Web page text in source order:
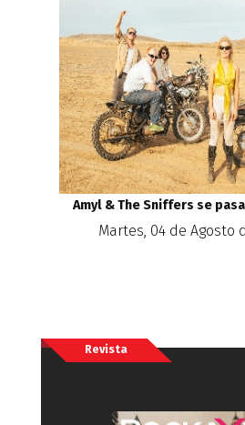
Amyl & The Sniffers se
Martes, 04 de Agosto
Revista